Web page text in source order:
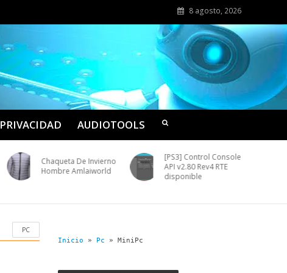
8 agosto, 2026
AUDIOTOOLS
Chaqueta De Invierno
Hombre Amlaiworld
[PS3] Control Console
API v2.80 Rev4 RTE
disponible
PC
Inicio » Pc » MiniPc